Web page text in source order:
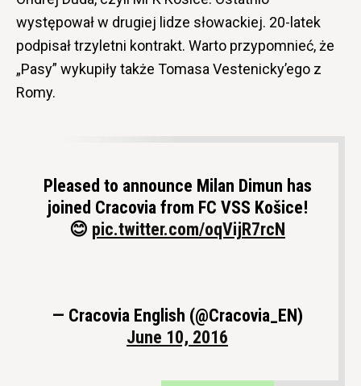
występował w drugiej lidze słowackiej. 20-latek
podpisał trzyletni kontrakt. Warto przypomnieć, że
„Pasy” wykupiły także Tomasa Vestenicky’ego z
Romy.
Pleased to announce Milan Dimun has
joined Cracovia from FC VSS Košice!
😊 pic.twitter.com/oqVijR7rcN
— Cracovia English (@Cracovia_EN)
June 10, 2016